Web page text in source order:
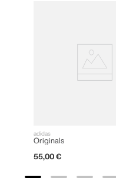
adidas
Originals
55,00 €